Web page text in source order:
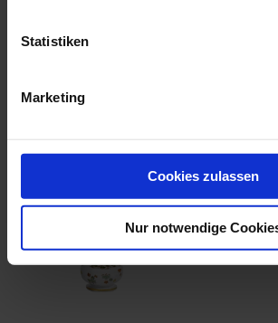
Statistiken
Marketing
Cookies zulassen
Nur notwendige
we think you’ll